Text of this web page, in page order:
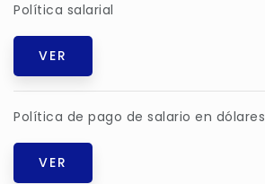
Política salarial
VER
Política de pago de salario en dólares
VER